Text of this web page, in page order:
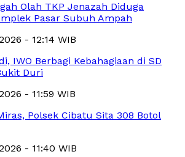
Olah TKP Jenazah Diduga
Pasar Subuh Ampah
- 12:14 WIB
IWO Berbagi Kebahagiaan di SD
Duri
- 11:59 WIB
Polsek Cibatu Sita 308 Botol
- 11:40 WIB